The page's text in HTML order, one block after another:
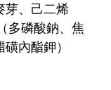
芽、己二烯
多磷酸鈉、焦
內酯鉀）